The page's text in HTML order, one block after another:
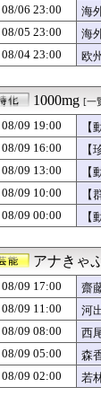
「坂口杏里に逃
女性「増えるワ
自称ゲーマーの
子供「大きくな
【ラブライブ】
【スイス】ブラ
【画像】前原圭
【海外の反応】
【海外の反応】
【海外の反応】
韓国人「北中米
【朗報】韓国人
TOKIO～光を
義母「共働きで
ドラマ「親愛な
返却査定の厳格
DeNA・度会隆
雑草🌿あるある
うちは大震災の
【画像】Iカップ
本当に本当の事
【J2第1節 いわ
08/06 23:00
海
08/05 23:00
海
08/04 23:00
欧
1000mg [一
08/09 19:00
08/09 16:00
08/09 13:00
08/09 10:00
08/09 00:00
アナきゃ
08/09 17:00
齋
08/09 11:00
河
08/09 08:00
西
08/09 05:00
森
08/09 02:00
若